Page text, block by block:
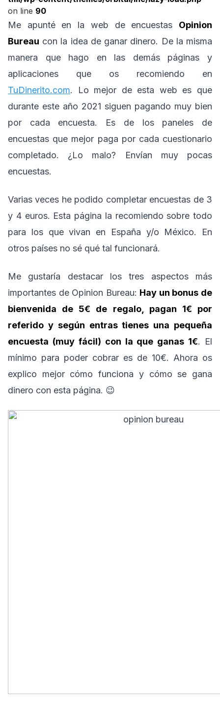
on line 90
Me apunté en la web de encuestas Opinion
Bureau con la idea de ganar dinero. De la misma
manera que hago en las demás páginas y
aplicaciones que os recomiendo en
TuDinerito.com. Lo mejor de esta web es que
durante este año 2021 siguen pagando muy bien
por cada encuesta. Es de los paneles de
encuestas que mejor paga por cada cuestionario
completado. ¿Lo malo? Envían muy pocas
encuestas.
Varias veces he podido completar encuestas de 3
y 4 euros. Esta página la recomiendo sobre todo
para los que vivan en España y/o México. En
otros países no sé qué tal funcionará.
Me gustaría destacar los tres aspectos más
importantes de Opinion Bureau: Hay un bonus de
bienvenida de 5€ de regalo, pagan 1€ por
referido y según entras tienes una pequeña
encuesta (muy fácil) con la que ganas 1€. El
mínimo para poder cobrar es de 10€. Ahora os
explico mejor cómo funciona y cómo se gana
dinero con esta página. 😉